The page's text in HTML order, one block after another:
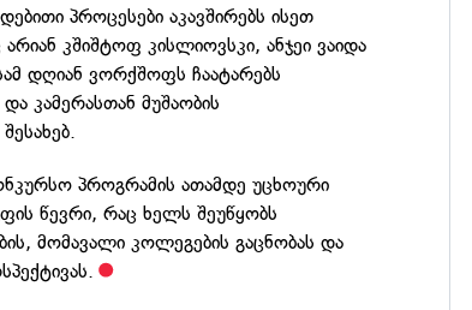
პროცესები აკავშირებს ისეთ
კშიშტოფ კისლიოვსკი, ანჯეი ვაიდა
დღიან ვორქშოფს ჩაატარებს
კამერასთან მუშაობის
პროგრამის ათამდე უცხოური
წევრი, რაც ხელს შეუწყობს
მომავალი კოლეგების გაცნობას და